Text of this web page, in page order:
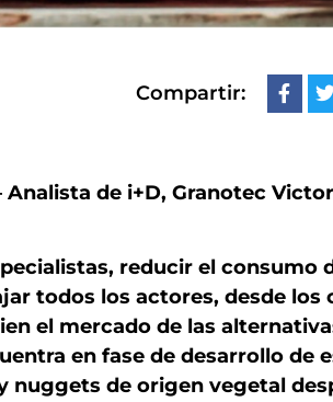
Compartir:
Analista de i+D, Granotec
reducir el consumo
todos los actores, desde
el mercado de las
en fase de desarrollo de
nuggets de origen vegetal